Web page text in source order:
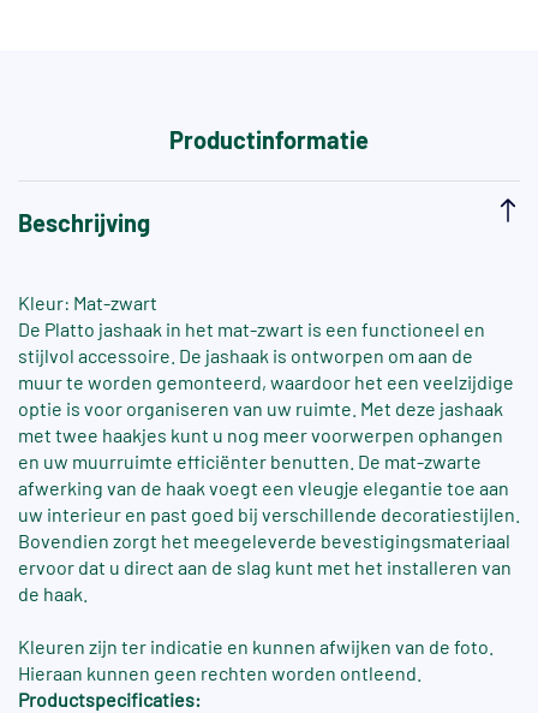
Productinformatie
Beschrijving
Kleur: Mat-zwart
De Platto jashaak in het mat-zwart is een functioneel en
stijlvol accessoire. De jashaak is ontworpen om aan de
muur te worden gemonteerd, waardoor het een veelzijdige
optie is voor organiseren van uw ruimte. Met deze jashaak
met twee haakjes kunt u nog meer voorwerpen ophangen
en uw muurruimte efficiënter benutten. De mat-zwarte
afwerking van de haak voegt een vleugje elegantie toe aan
uw interieur en past goed bij verschillende decoratiestijlen.
Bovendien zorgt het meegeleverde bevestigingsmateriaal
ervoor dat u direct aan de slag kunt met het installeren van
de haak.
Kleuren zijn ter indicatie en kunnen afwijken van de foto.
Hieraan kunnen geen rechten worden ontleend.
Productspecificaties: